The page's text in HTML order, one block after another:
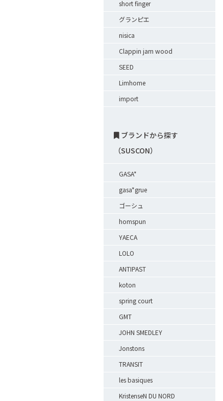
short finger
グランピエ
nisica
Clappin jam wood
SEED
Limhome
import
ブランドから探す
（SUSCON）
GASA*
gasa*grue
ゴーシュ
homspun
YAECA
LOLO
ANTIPAST
koton
spring court
GMT
JOHN SMEDLEY
Jonstons
TRANSIT
les basiques
KristenseN DU NORD